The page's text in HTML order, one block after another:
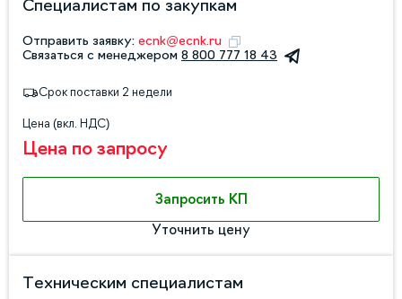
Специалистам по закупкам
Отправить заявку: ecnk@ecnk.ru
Связаться с менеджером 8 800 777 18 43
Срок поставки 2 недели
Цена (вкл. НДС)
Цена по запросу
Запросить КП
Уточнить цену
Техническим специалистам